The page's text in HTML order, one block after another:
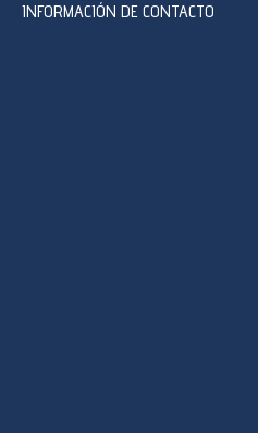
INFORMACIÓN DE CONTACTO